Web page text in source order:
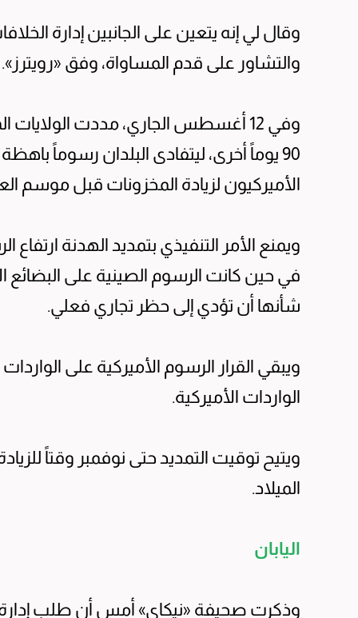
وقال لي إنه يتعين على الجانبين إدارة
والتشاور على قدم المساواة، وفق «رويترز».
وفي 12 أغسطس الجاري، مددت
90 يوماً أخرى، ليتفادى البلدان رسوماً
الأميركيون لزيادة المخزونات قبل موسم
شأنها أن تؤدي إلى حظر تجاري فعلي.
الواردات الأميركية.
ويتيح توقيت التمديد حتى نوفمبر وقتاً
الميلاد.
اليابان
وذكرت صحيفة «نيكاي» أمس أن طلب إدارة